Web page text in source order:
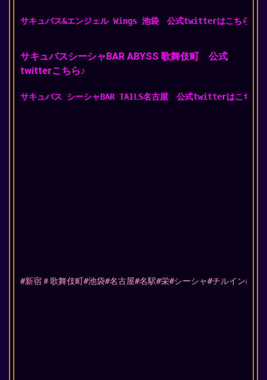
サキュバス&エンジェル Wings 池袋　公式twitterはこちら♪
サキュバスシーシャBAR ABYSS 歌舞伎町 公式
twitterこちら♪
サキュバス シーシャBAR TAILS名古屋　公式twitterはこちら♪
#新宿＃歌舞伎町#池袋#名古屋#名駅#栄#シーシャ#チルイン#店